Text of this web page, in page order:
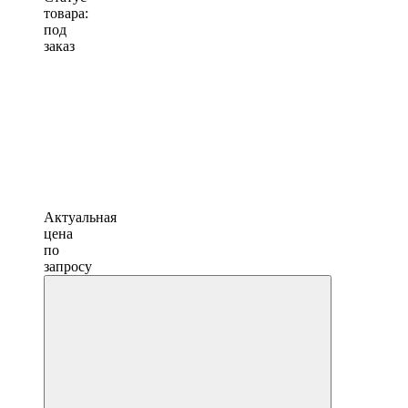
товара:
под
заказ
Актуальная
цена
по
запросу